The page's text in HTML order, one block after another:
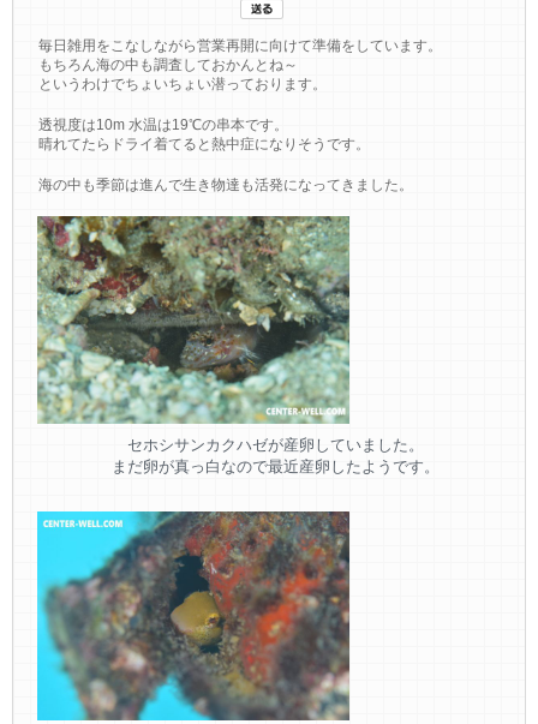
毎日雑用をこなしながら営業再開に向けて準備をしています。
もちろん海の中も調査しておかんとね～
というわけでちょいちょい潜っております。
透視度は10m 水温は19℃の串本です。
晴れてたらドライ着てると熱中症になりそうです。
海の中も季節は進んで生き物達も活発になってきました。
セホシサンカクハゼが産卵していました。
まだ卵が真っ白なので最近産卵したようです。